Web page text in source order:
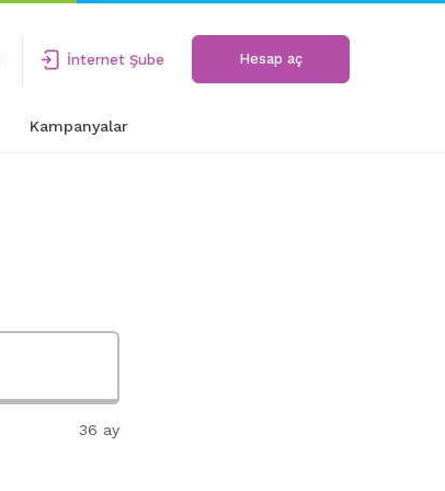
İnternet Şube Hesap aç
Kampanyalar
36 ay